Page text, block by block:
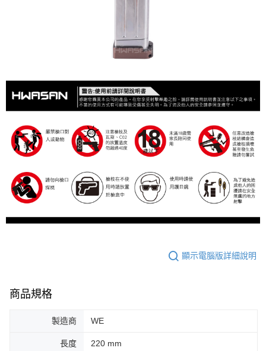
顯示電腦版詳細說明
商品規格
製造商 WE
長度 220 mm